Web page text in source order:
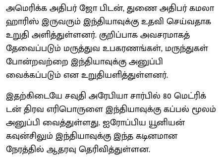
அமெரிக்க அதிபர் ஜோ பிடன், துணை அதிபர் கமலா
ஹாரிஸ் இருவரும் இந்தியாவுக்கு உதவி செய்வதாக
உறுதி அளித்துள்ளனர். குறிப்பாக அவசரமாகத்
தேவைப்படும் மருத்துவ உபகரணங்கள், மருந்துகள்
போன்றவற்றை இந்தியாவுக்கு அனுப்பி
வைக்கப்படும் என உறுதியளித்துள்ளனர்.
இதற்கிடையே சவுதி அரேபியா சார்பில் 80 மெட்ரிக்
டன் திரவ எரிபொருளை இந்தியாவுக்கு கப்பல் மூலம்
அனுப்பி வைத்துள்ளது. ஐரோப்பிய யூனியன்
கவுன்சிலும் இந்தியாவுக்கு இந்த கடினமான
நேரத்தில் ஆதரவு தெரிவித்துள்ளன.